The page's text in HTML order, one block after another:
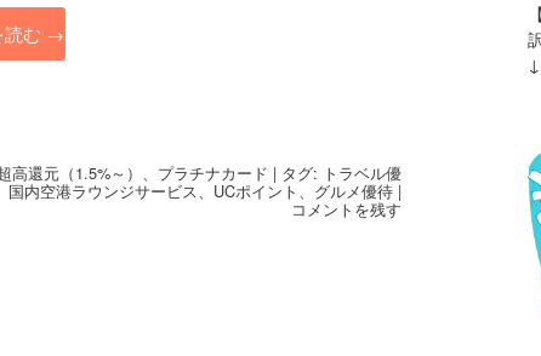
む →
高還元（1.5%～） 、 プラチナカード | タグ: トラベル優
国内空港ラウンジサービス、 UCポイント 、 グルメ優待 |
コメントを残す
↓